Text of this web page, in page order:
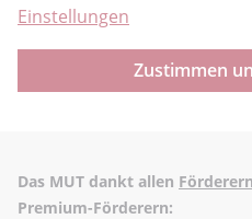
Einstellungen
Zustimmen
Das MUT dankt allen Förderern
Premium-Förderern: